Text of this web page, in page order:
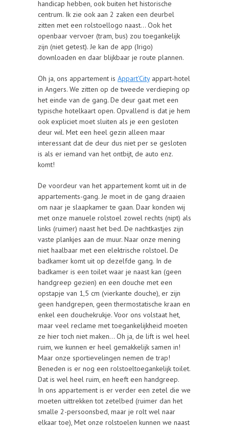
handicap hebben, ook buiten het historische
centrum. Ik zie ook aan 2 zaken een deurbel
zitten met een rolstoellogo naast… Ook het
openbaar vervoer (tram, bus) zou toegankelijk
zijn (niet getest). Je kan de app (Irigo)
downloaden en daar blijkbaar je route plannen.
Oh ja, ons appartement is Appart’Cityappart-hotel
in Angers. We zitten op de tweede verdieping op
het einde van de gang. De deur gaat met een
typische hotelkaart open. Opvallend is dat je hem
ook expliciet moet sluiten als je een gesloten
deur wil. Met een heel gezin alleen maar
interessant dat de deur dus niet per se gesloten
is als er iemand van het ontbijt, de auto enz.
komt!
De voordeur van het appartement komt uit in de
appartements-gang. Je moet in de gang draaien
om naar je slaapkamer te gaan. Daar konden wij
met onze manuele rolstoel zowel rechts (nipt) als
links (ruimer) naast het bed. De nachtkastjes zijn
vaste plankjes aan de muur. Naar onze mening
niet haalbaar met een elektrische rolstoel. De
badkamer komt uit op dezelfde gang. In de
badkamer is een toilet waar je naast kan (geen
handgreep gezien) en een douche met een
opstapje van 1,5 cm (vierkante douche), er zijn
geen handgrepen, geen thermostatische kraan en
enkel een douchekrukje. Voor ons volstaat het,
maar veel reclame met toegankelijkheid moeten
ze hier toch niet maken… Oh ja, de lift is wel heel
ruim, we kunnen er heel gemakkelijk samen in!
Maar onze sportievelingen nemen de trap!
Beneden is er nog een rolstoeltoegankelijk toilet.
Dat is wel heel ruim, en heeft een handgreep.
In ons appartement is er verder een zetel die we
moeten uittrekken tot zetelbed (ruimer dan het
smalle 2-persoonsbed, maar je rolt wel naar
elkaar toe), Met onze rolstoelen kunnen we naast